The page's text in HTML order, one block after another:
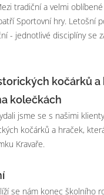
tradiční a velmi
Sportovní hry. Letošní
- jednotlivé disciplíny se
kočárků a
kolečkách
jsme se s našimi
kočárků a hraček,
Kravaře.
se nám konec školního